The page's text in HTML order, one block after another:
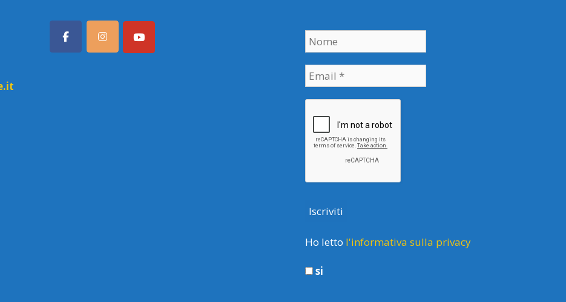
Ho letto l'informativa sulla privacy
si